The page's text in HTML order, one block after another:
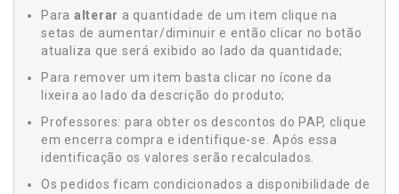
Para alterar a quantidade de um item clique na
setas de aumentar/diminuir e então clicar no botão
atualiza que será exibido ao lado da quantidade;
Para remover um item basta clicar no ícone da
lixeira ao lado da descrição do produto;
Professores: para obter os descontos do PAP, clique
em encerra compra e identifique-se. Após essa
identificação os valores serão recalculados.
Os pedidos ficam condicionados a disponibilidade de